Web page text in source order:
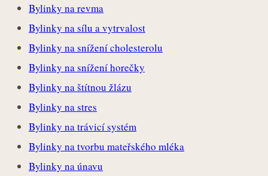
Bylinky na revma
Bylinky na sílu a vytrvalost
Bylinky na snížení cholesterolu
Bylinky na snížení horečky
Bylinky na štítnou žlázu
Bylinky na stres
Bylinky na trávicí systém
Bylinky na tvorbu mateřského mléka
Bylinky na únavu